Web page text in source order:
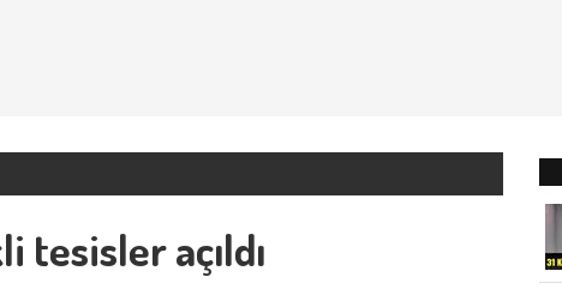
tesisler açıldı